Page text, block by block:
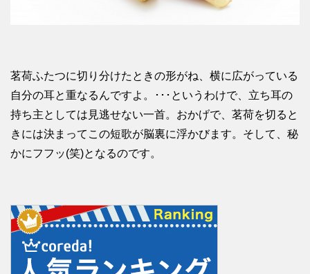
茗荷ふたつに切り分けたときの形がね、横に広がっている
自分の耳と重なるんですよ。･･･というわけで、立ち耳の
持ち主としては見逃せない一首。おかげで、茗荷を切ると
きには決まってこの短歌が脳裏に浮かびます。そして、秘
かにフフッ(笑)となるのです。